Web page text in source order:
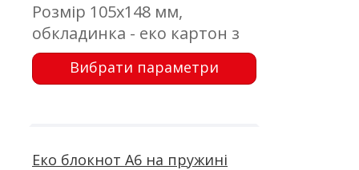
Розмір 105х148 мм,
обкладинка - еко картон з
друком; блок 50 аркушів,
офсетний друк; кріплення -
Вибрати параметри
Еко блокнот А6 на пружині